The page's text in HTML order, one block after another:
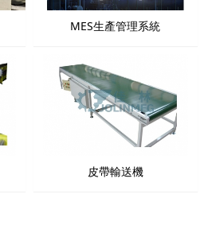
MES生產管理系統
皮帶輸送機